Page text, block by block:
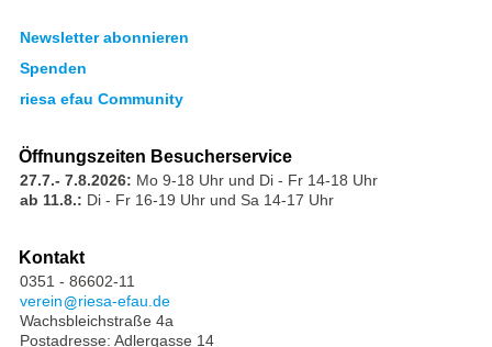
Newsletter abonnieren
Spenden
riesa efau Community
Öffnungszeiten Besucherservice
27.7.- 7.8.2026: Mo 9-18 Uhr und Di - Fr 14-18 Uhr
ab 11.8.: Di - Fr 16-19 Uhr und Sa 14-17 Uhr
Kontakt
0351 - 86602-11
verein
riesa-efau.de
Wachsbleichstraße 4a
Postadresse: Adlergasse 14